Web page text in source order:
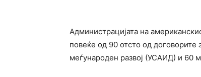
Администрацијата на
повеќе од 90 отсто од договорите
меѓународен развој (УСАИД) и 60